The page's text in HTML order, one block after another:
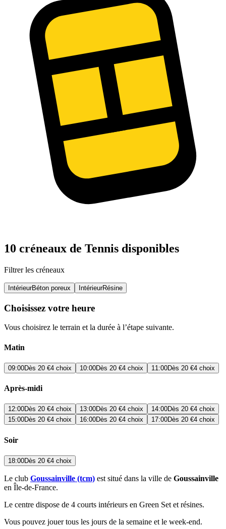
10 créneaux de Tennis disponibles
Filtrer les créneaux
IntérieurBéton poreux IntérieurRésine
Choisissez votre heure
Vous choisirez le terrain et la durée à l’étape suivante.
Matin
09:00Dès 20 €4 choix 10:00Dès 20 €4 choix 11:00Dès 20 €4 choix
Après-midi
12:00Dès 20 €4 choix 13:00Dès 20 €4 choix 14:00Dès 20 €4 choix
15:00Dès 20 €4 choix 16:00Dès 20 €4 choix 17:00Dès 20 €4 choix
Soir
18:00Dès 20 €4 choix
Le club Goussainville (tcm) est situé dans la ville de Goussainville
en Île-de-France.
Le centre dispose de 4 courts intérieurs en Green Set et résines.
Vous pouvez jouer tous les jours de la semaine et le week-end.